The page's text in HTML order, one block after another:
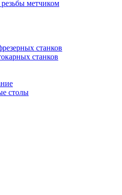
метчиком
станков
станков
столы